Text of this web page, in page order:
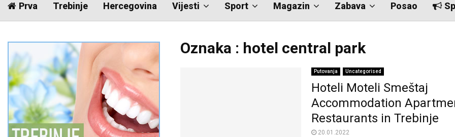
Prva Trebinje Hercegovina Vijesti Sport Magazin Zabava Posao
Oznaka : hotel central park
Putovanja Uncategorised
Hoteli Moteli Smeštaj
Accommodation
Restaurants in Trebinje
20.01.2022